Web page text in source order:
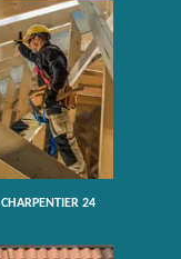
CHARPENTIER 24